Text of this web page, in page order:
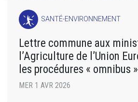
SANTÉ-ENVIRONNEMENT
Lettre commune aux
l’Agriculture de l’Union
les procédures « omnibus »
MER 1 AVR 2026